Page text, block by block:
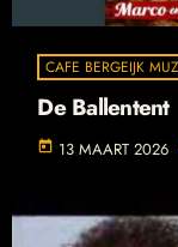
CAFE BERGEIJK
De Ballentent
today 13 MAART 2026